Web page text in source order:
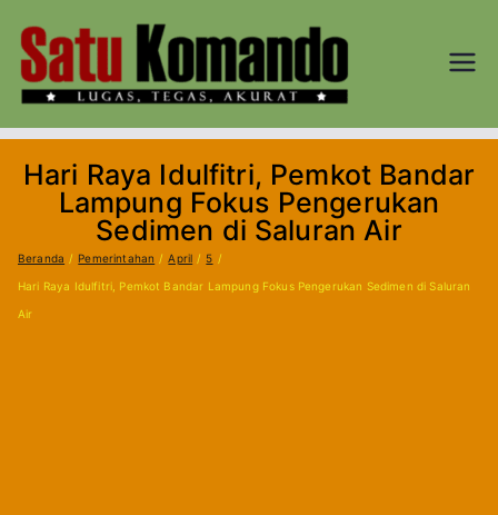
konten
KOM
AND
Lugas, Tegas,
Hari Raya Idulfitri, Pemkot Bandar
Lampung Fokus Pengerukan
Sedimen di Saluran Air
Beranda Pemerintahan April 5
Hari Raya Idulfitri, Pemkot Bandar Lampung Fokus Pengerukan Sedimen di Saluran
Air